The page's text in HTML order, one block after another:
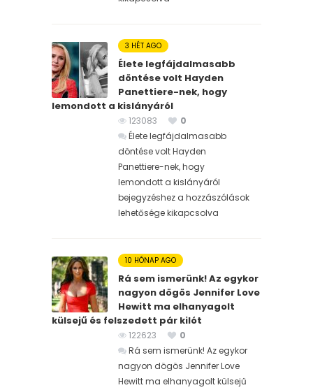
3 HÉT AGO
Élete legfájdalmasabb
döntése volt Hayden
Panettiere-nek, hogy
lemondott a kislányáról
123083
0
Élete legfájdalmasabb
döntése volt Hayden
Panettiere-nek, hogy
lemondott a kislányáról
bejegyzéshez a hozzászólások
lehetősége kikapcsolva
10 HÓNAP AGO
Rá sem ismerünk! Az egykor
nagyon dögös Jennifer Love
Hewitt ma elhanyagolt
külsejű és felszedett pár kilót
122623
0
Rá sem ismerünk! Az egykor
nagyon dögös Jennifer Love
Hewitt ma elhanyagolt külsejű